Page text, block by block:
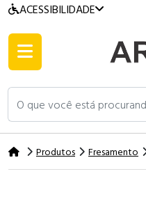
ACESSIBILIDADE
O que você está procurando?
Produtos Fresamento